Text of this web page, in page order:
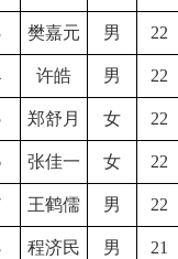
樊嘉元 男 22
许皓 男 22
郑舒月 女 22
张佳一 女 22
王鹤儒 男 22
程济民 男 21